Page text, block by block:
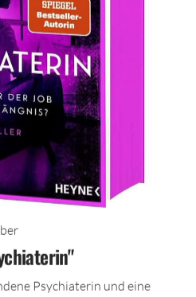
Psychiaterin und eine